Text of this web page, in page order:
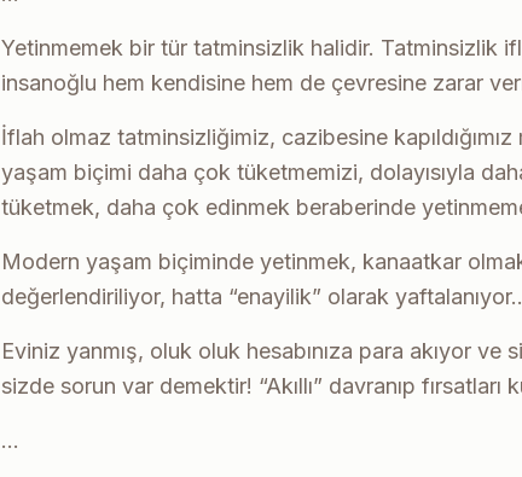
Yetinmemek bir tür tatminsizlik halidir. Tatminsizlik
insanoğlu hem kendisine hem de çevresine zarar
İflah olmaz tatminsizliğimiz, cazibesine
yaşam biçimi daha çok tüketmemizi, dolayısıyla
tüketmek, daha çok edinmek beraberinde
Modern yaşam biçiminde yetinmek, kanaatkar
değerlendiriliyor, hatta “enayilik” olarak
Eviniz yanmış, oluk oluk hesabınıza para akıyor ve
sizde sorun var demektir! “Akıllı” davranıp
…